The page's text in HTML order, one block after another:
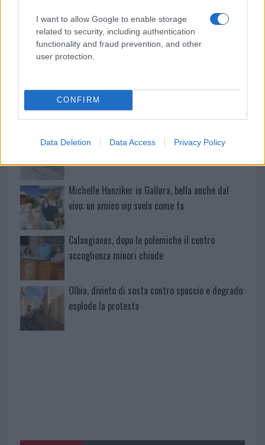
I want to allow Google to enable storage
related to security, including authentication
functionality and fraud prevention, and other
user protection.
CONFIRM
Data Deletion Data Access Privacy Policy
A fuoco un deposito con bombole, intervento dei
vigili del fuoco a Rudalza
Ristorante distrutto dalle fiamme a La
Maddalena, incendio a Monti d’à rena
Le previsioni meteo per il weekend a Olbia e in
Michelle Hunziker in Gallura, bella anche dal
vivo: un amico vip svela come fa
Calangianus, dopo le polemiche il centro
accoglienza minori chiude
Olbia, divieto di sosta contro spaccio e degrado:
esplode la protesta